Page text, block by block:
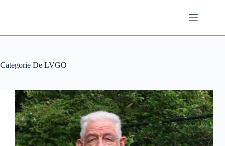
Categorie De LVGO